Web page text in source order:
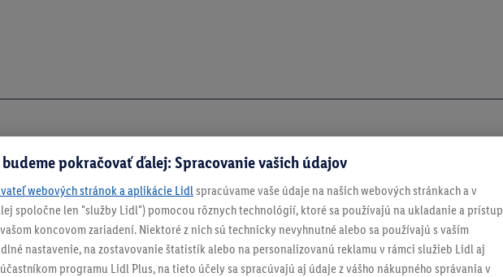
pokračovať ďalej: Spracovanie vašich údajov
webových stránok a aplikácie Lidl spracúvame vaše údaje na našich webových stránkach a v
spoločne len "služby Lidl") pomocou rôznych technológií, ktoré sa používajú na ukladanie a prístup
koncovom zariadení. Niektoré z nich sú technicky nevyhnutné alebo sa používajú s vaším
nastavenie, na zostavovanie štatistík alebo na personalizovanú reklamu v rámci služieb Lidl aj
programu Lidl Plus, na tieto účely sa spracúvajú aj údaje z vášho nákupného správania v